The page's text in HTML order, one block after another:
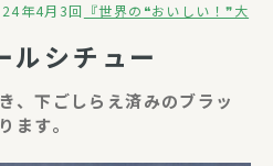
年4月3回 『世界の❝おいしい！❞大
ルシチュー
、下ごしらえ済みのブラッ
ます。